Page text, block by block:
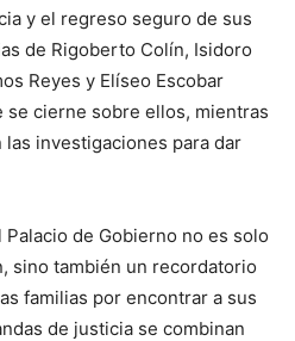
y el regreso seguro de sus
de Rigoberto Colín, Isidoro
Reyes y Elíseo Escobar
se cierne sobre ellos, mientras
investigaciones para dar
de Gobierno no es solo
sino también un recordatorio
familias por encontrar a sus
de justicia se combinan